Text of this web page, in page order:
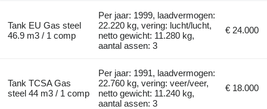
Tank EU Gas steel
46.9 m3 / 1 comp
Per jaar: 1999, laadvermogen:
22.220 kg, vering: lucht/lucht,
netto gewicht: 11.280 kg,
aantal assen: 3
€ 24.000
Tank TCSA Gas
steel 44 m3 / 1 comp
Per jaar: 1991, laadvermogen:
22.760 kg, vering: veer/veer,
netto gewicht: 11.240 kg,
aantal assen: 3
€ 18.000